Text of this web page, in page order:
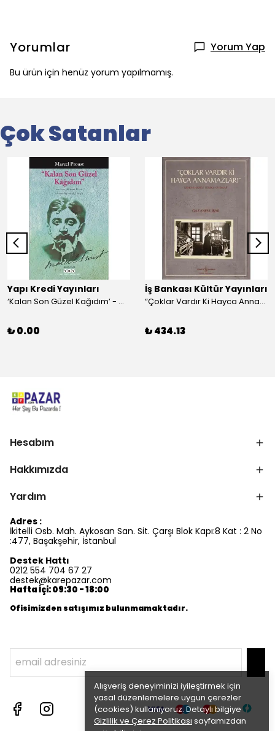
Alışveriş deneyiminizi iyileştirmek için
yasal düzenlemelere uygun çerezler
(cookies) kullanıyoruz. Detaylı bilgiye
Gizlilik ve Çerez Politikası sayfamızdan
Yorumlar Yorum Yap
Bu ürün için henüz yorum yapılmamış.
Çok Satanlar
Yapı Kredi Yayınları
‘Kalan Son Güzel Kağıdım’ - Marcel Proust
₺ 0.00
İş Bankası Kültür Yayınları
“Çoklar Vardır Ki Hayca Annamazlar!” - Gazanfer İbar
₺ 434.13
Hesabım
Hakkımızda
Yardım
Adres :
İkitelli Osb. Mah. Aykosan San. Sit. Çarşı Blok Kapı:8 Kat : 2 No
:477, Başakşehir, İstanbul
Destek Hattı
0212 554 704 67 27
destek@karepazar.com
Hafta İçi: 09:30 - 18:00
Ofisimizden satışımız bulunmamaktadır.